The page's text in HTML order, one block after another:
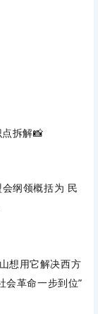
拆解📸
纲领概括为 民
想用它解决西方
会革命一步到位”